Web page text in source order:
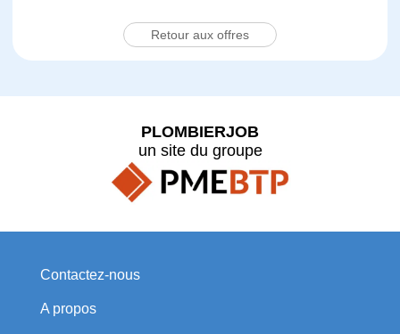
Retour aux offres
PLOMBIERJOB
un site du groupe
Contactez-nous
A propos